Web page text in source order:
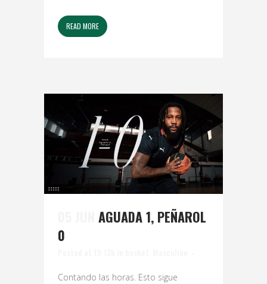
READ MORE
AGUADA 1, PEÑAROL
0
Contando las horas. Esto sigue